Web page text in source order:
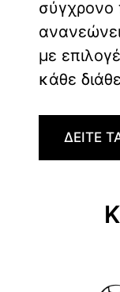
σύγχρονο
με
κάθε
ΔΕΙΤΕ